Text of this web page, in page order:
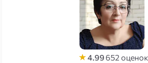
4.99 652 оценок